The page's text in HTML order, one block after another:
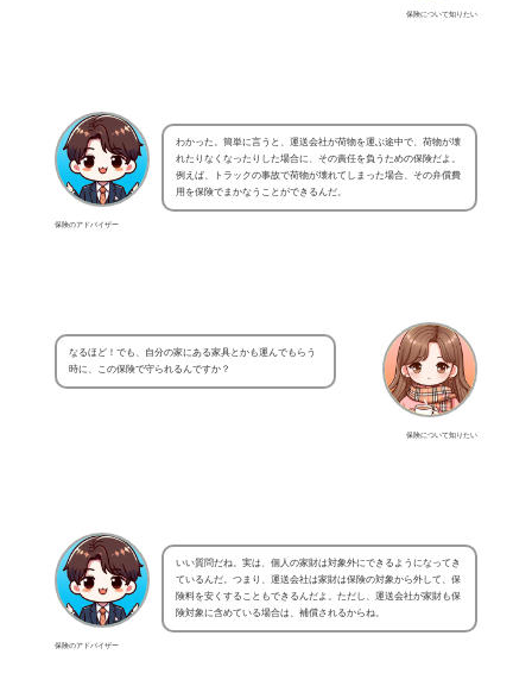
保険について知りたい
保険のアドバイザー
わかった。簡単に言うと、運送会社が荷物を運ぶ途中で、荷物が壊
れたりなくなったりした場合に、その責任を負うための保険だよ。
例えば、トラックの事故で荷物が壊れてしまった場合、その弁償費
用を保険でまかなうことができるんだ。
保険について知りたい
なるほど！でも、自分の家にある家具とかも運んでもらう
時に、この保険で守られるんですか？
保険のアドバイザー
いい質問だね。実は、個人の家財は対象外にできるようになってき
ているんだ。つまり、運送会社は家財は保険の対象から外して、保
険料を安くすることもできるんだよ。ただし、運送会社が家財も保
険対象に含めている場合は、補償されるからね。